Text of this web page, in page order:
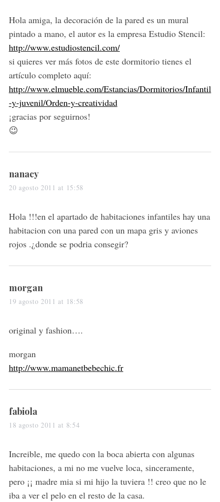
s
:
Hola amiga, la decoración de la pared es un mural
pintado a mano, el autor es la empresa Estudio Stencil:
http://www.estudiostencil.com/
si quieres ver más fotos de este dormitorio tienes el
artículo completo aquí:
http://www.elmueble.com/Estancias/Dormitorios/Infantil
-y-juvenil/Orden-y-creatividad
¡gracias por seguirnos!
😉
s
a
s
:
nanacy
20 agosto 2011 at 15:58
Hola !!!en el apartado de habitaciones infantiles hay una
habitacion con una pared con un mapa gris y aviones
rojos .¿donde se podria consegir?
s
a
s
morgan
19 agosto 2011 at 18:58
original y fashion….
morgan
http://www.mamanetbebechic.fr
s
a
s
:
fabiola
18 agosto 2011 at 8:54
Increible, me quedo con la boca abierta con algunas
habitaciones, a mi no me vuelve loca, sinceramente,
pero ¡¡ madre mia si mi hijo la tuviera !! creo que no le
iba a ver el pelo en el resto de la casa.